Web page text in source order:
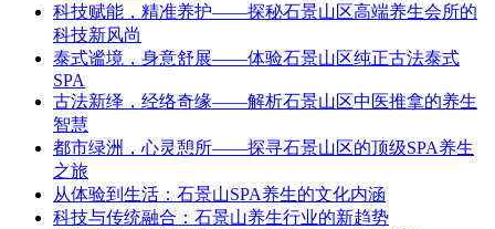
科技赋能，精准养护——探秘石景山区高端养生会所的
科技新风尚
泰式谧境，身意舒展——体验石景山区纯正古法泰式
SPA
古法新绎，经络奇缘——解析石景山区中医推拿的养生
智慧
都市绿洲，心灵憩所——探寻石景山区的顶级SPA养生
之旅
从体验到生活：石景山SPA养生的文化内涵
科技与传统融合：石景山养生行业的新趋势